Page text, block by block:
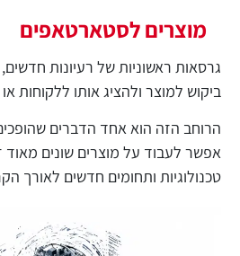
מוצרים לסטארטאפים
גרסאות ראשוניות של רעיונות
ביקוש למוצר ולהציג אותו ללקוחות
הרוחב הזה הוא אחד הדברים
אפשר לעבוד על מוצרים שונים
טכנולוגיות ותחומים חדשים לאורך